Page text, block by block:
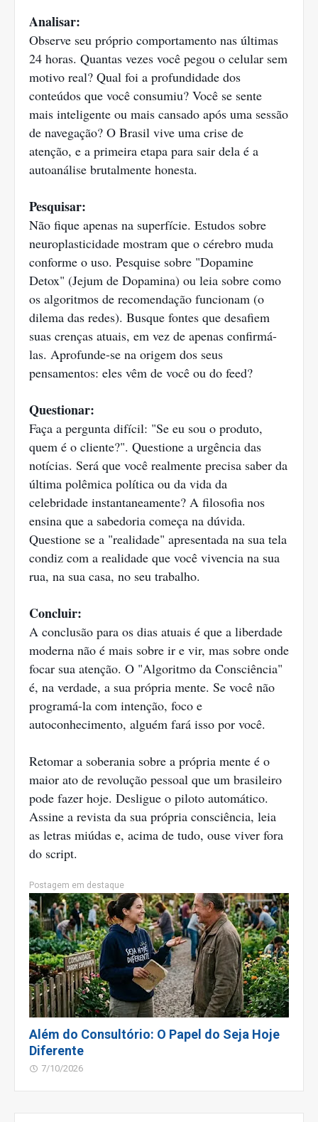
Analisar:
Observe seu próprio comportamento nas últimas
24 horas. Quantas vezes você pegou o celular sem
motivo real? Qual foi a profundidade dos
conteúdos que você consumiu? Você se sente
mais inteligente ou mais cansado após uma sessão
de navegação? O Brasil vive uma crise de
atenção, e a primeira etapa para sair dela é a
autoanálise brutalmente honesta.
Pesquisar:
Não fique apenas na superfície. Estudos sobre
neuroplasticidade mostram que o cérebro muda
conforme o uso. Pesquise sobre "Dopamine
Detox" (Jejum de Dopamina) ou leia sobre como
os algoritmos de recomendação funcionam (o
dilema das redes). Busque fontes que desafiem
suas crenças atuais, em vez de apenas confirmá-
las. Aprofunde-se na origem dos seus
pensamentos: eles vêm de você ou do feed?
Questionar:
Faça a pergunta difícil: "Se eu sou o produto,
quem é o cliente?". Questione a urgência das
notícias. Será que você realmente precisa saber da
última polêmica política ou da vida da
celebridade instantaneamente? A filosofia nos
ensina que a sabedoria começa na dúvida.
Questione se a "realidade" apresentada na sua tela
condiz com a realidade que você vivencia na sua
rua, na sua casa, no seu trabalho.
Concluir:
A conclusão para os dias atuais é que a liberdade
moderna não é mais sobre ir e vir, mas sobre onde
focar sua atenção. O "Algoritmo da Consciência"
é, na verdade, a sua própria mente. Se você não
programá-la com intenção, foco e
autoconhecimento, alguém fará isso por você.
Retomar a soberania sobre a própria mente é o
maior ato de revolução pessoal que um brasileiro
pode fazer hoje. Desligue o piloto automático.
Assine a revista da sua própria consciência, leia
as letras miúdas e, acima de tudo, ouse viver fora
do script.
Postagem em destaque
Além do Consultório: O Papel do Seja Hoje
Diferente
7/10/2026